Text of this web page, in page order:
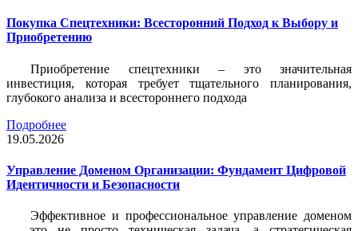
Покупка Спецтехники: Всесторонний Подход к Выбору и
Приобретению
Приобретение спецтехники – это значительная
инвестиция, которая требует тщательного планирования,
глубокого анализа и всестороннего подхода
Подробнее
19.05.2026
Управление Доменом Организации: Фундамент Цифровой
Идентичности и Безопасности
Эффективное и профессиональное управление доменом